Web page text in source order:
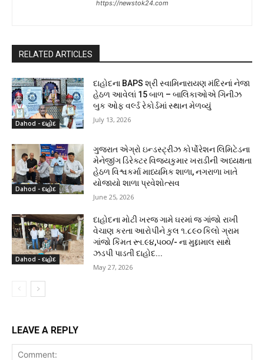
https://newstok24.com
RELATED ARTICLES
Dahod - દાહોદ
દાહોદના BAPS શ્રી સ્વામિનારાયણ મંદિરનાં નેજા
હેઠળ આવેલાં 15 બાળ – બાલિકાઓએ ગિનીઝ
બુક ઓફ વર્લ્ડ રેકોર્ડમાં સ્થાન મેળવ્યું
July 13, 2026
Dahod - દાહોદ
ગુજરાત એગ્રો ઇન્ડસ્ટ્રીઝ કોર્પોરેશન લિમિટેડના
મેનેજીંગ ડિરેક્ટર વિજયકુમાર ખરાડીની અધ્યક્ષતા
હેઠળ વિશ્વકર્મા માધ્યમિક શાળા, નગરાળા ખાતે
યોજાયો શાળા પ્રવેશોત્સવ
June 25, 2026
Dahod - દાહોદ
દાહોદના મોટી ખરજ ગામે ઘરમાં જ ગાંજો રાખી
વેચાણ કરતા આરોપીને કુલ ૧.૮૯૦ કિલો ગ્રામ
ગાંજો કિંમત રૂા.૯૪,૫૦૦/- ના મુદ્દામાલ સાથે
ઝડપી પાડતી દાહોદ...
May 27, 2026
LEAVE A REPLY